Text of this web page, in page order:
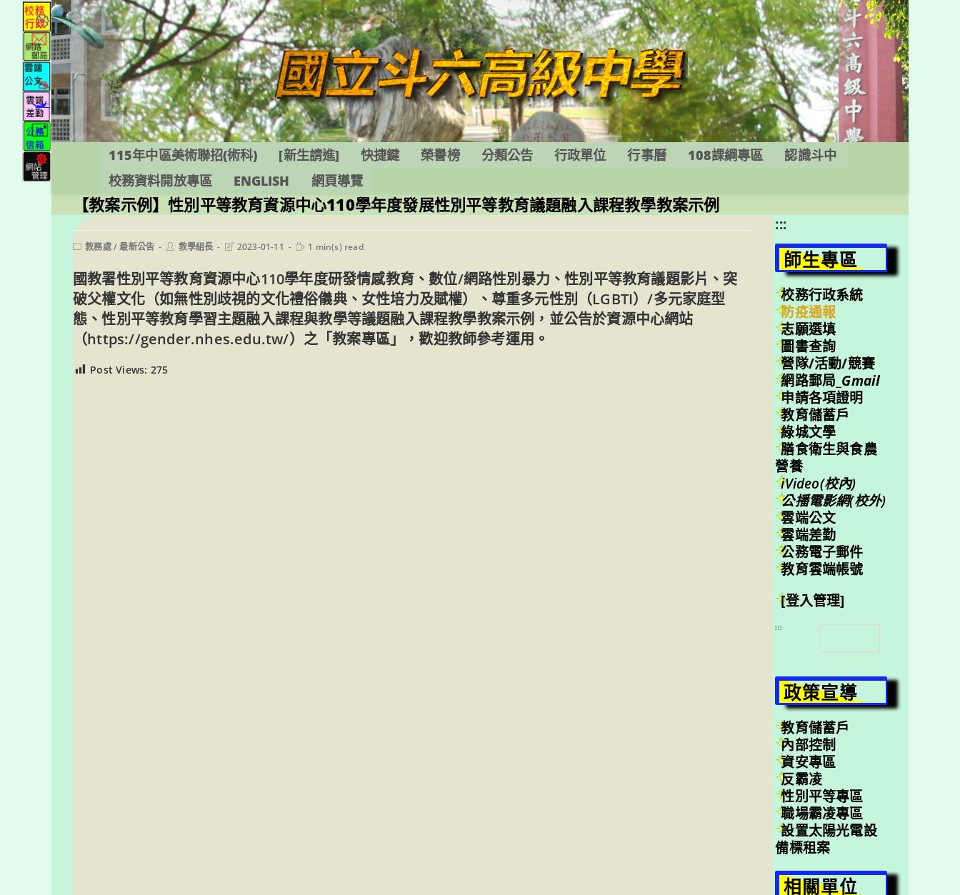
115年中區美術聯招(術科) [新生請進] 快捷鍵 榮譽榜 分類公告 行政單位 行事曆 108課綱專區
認識斗中
校務資料開放專區
ENGLISH 網頁導覽
【教案示例】性別平等教育資源中心110學年度發展性別平等教育議題融入課程教學教案示例
Post教務處/ 最新公告
Post教學組長
Post2023-01-11
Reading
1 min(s) read
國教署性別平等教育資源中心110學年度研發情感教育、數位/網路性別暴力、性別平等教育議題影片、突
破父權文化（如無性別歧視的文化禮俗儀典、女性培力及賦權）、尊重多元性別（LGBTI）/多元家庭型
態、性別平等教育學習主題融入課程與教學等議題融入課程教學教案示例，並公告於資源中心網站
（https://gender.nhes.edu.tw/）之「教案專區」，歡迎教師參考運用。
Post Views: 275
:::
師生專區
校務行政系統
防疫通報
志願選填
圖書查詢
營隊/活動/競賽
網路郵局_ Gmail
申請各項證明
教育儲蓄戶
綠城文學
膳食衛生與食農
營養
iVideo(校內)
公播電影網(校外)
雲端公文
雲端差勤
公務電子郵件
教育雲端帳號
[登入管理]
:::
搜
尋
政策宣導
教育儲蓄戶
內部控制
資安專區
反霸凌
性別平等專區
職場霸凌專區
設置太陽光電設
備標租案
相關單位